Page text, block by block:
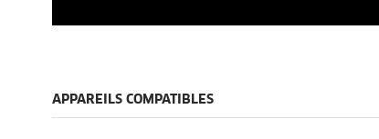
o
n
d
APPAREILS COMPATIBLES